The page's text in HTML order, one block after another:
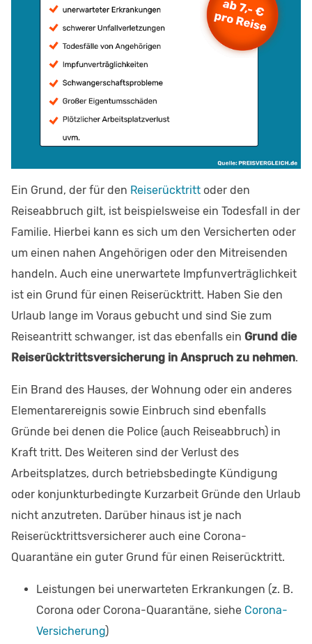
Ein Grund, der für den Reiserücktritt oder den
Reiseabbruch gilt, ist beispielsweise ein Todesfall in der
Familie. Hierbei kann es sich um den Versicherten oder
um einen nahen Angehörigen oder den Mitreisenden
handeln. Auch eine unerwartete Impfunverträglichkeit
ist ein Grund für einen Reiserücktritt. Haben Sie den
Urlaub lange im Voraus gebucht und sind Sie zum
Reiseantritt schwanger, ist das ebenfalls ein Grund die
Reiserücktrittsversicherung in Anspruch zu nehmen.
Ein Brand des Hauses, der Wohnung oder ein anderes
Elementarereignis sowie Einbruch sind ebenfalls
Gründe bei denen die Police (auch Reiseabbruch) in
Kraft tritt. Des Weiteren sind der Verlust des
Arbeitsplatzes, durch betriebsbedingte Kündigung
oder konjunkturbedingte Kurzarbeit Gründe den Urlaub
nicht anzutreten. Darüber hinaus ist je nach
Reiserücktrittsversicherer auch eine Corona-
Quarantäne ein guter Grund für einen Reiserücktritt.
Leistungen bei unerwarteten Erkrankungen (z. B.
Corona oder Corona-Quarantäne, siehe Corona-
Versicherung)